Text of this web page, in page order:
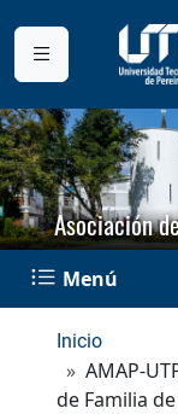
Asociación
Menú
Inicio
AMAP-
de Familia